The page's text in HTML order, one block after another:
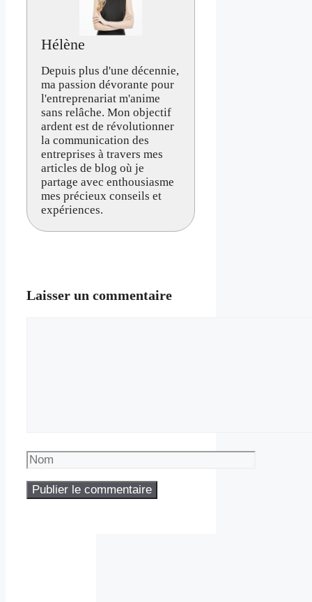
Hélène
Depuis plus d'une décennie,
ma passion dévorante pour
l'entreprenariat m'anime
sans relâche. Mon objectif
ardent est de révolutionner
la communication des
entreprises à travers mes
articles de blog où je
partage avec enthousiasme
mes précieux conseils et
expériences.
Laisser un commentaire
Nom